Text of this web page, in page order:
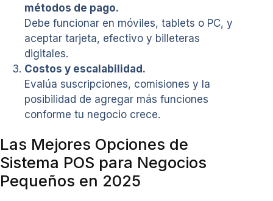
métodos de pago.
Debe funcionar en móviles, tablets o PC, y
aceptar tarjeta, efectivo y billeteras
digitales.
Costos y escalabilidad.
Evalúa suscripciones, comisiones y la
posibilidad de agregar más funciones
conforme tu negocio crece.
Las Mejores Opciones de
Sistema POS para Negocios
Pequeños en 2025